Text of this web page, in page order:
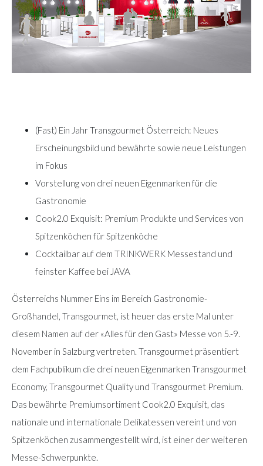
(Fast) Ein Jahr Transgourmet Österreich: Neues
Erscheinungsbild und bewährte sowie neue Leistungen
im Fokus
Vorstellung von drei neuen Eigenmarken für die
Gastronomie
Cook2.0 Exquisit: Premium Produkte und Services von
Spitzenköchen für Spitzenköche
Cocktailbar auf dem TRINKWERK Messestand und
feinster Kaffee bei JAVA
Österreichs Nummer Eins im Bereich Gastronomie-
Großhandel, Transgourmet, ist heuer das erste Mal unter
diesem Namen auf der «Alles für den Gast» Messe von 5.-9.
November in Salzburg vertreten. Transgourmet präsentiert
dem Fachpublikum die drei neuen Eigenmarken Transgourmet
Economy, Transgourmet Quality und Transgourmet Premium.
Das bewährte Premiumsortiment Cook2.0 Exquisit, das
nationale und internationale Delikatessen vereint und von
Spitzenköchen zusammengestellt wird, ist einer der weiteren
Messe-Schwerpunkte.